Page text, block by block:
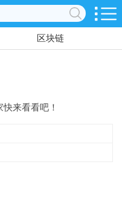
区块链
来看看吧！